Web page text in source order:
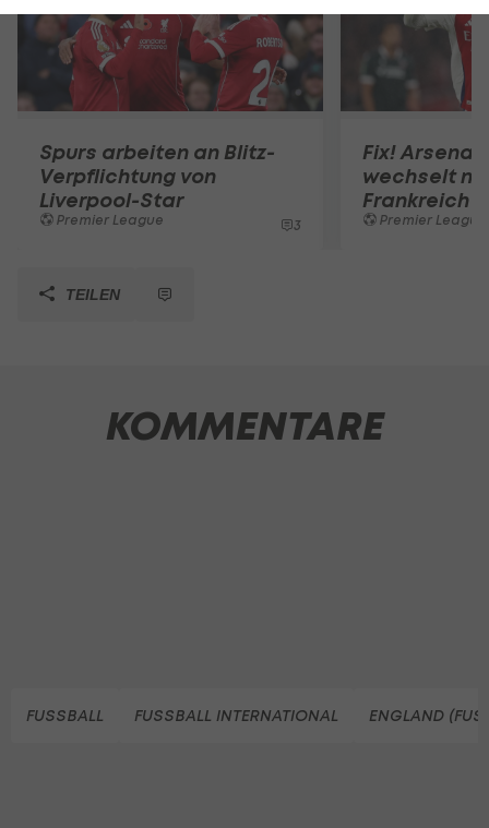
Spurs arbeiten an Blitz-
Verpflichtung von
Liverpool-Star
Premier League 3
Fix!
wechselt
Frankreich
Premier League
TEILEN
KOMMENTARE
FUSSBALL FUSSBALL INTERNATIONAL ENGLAND